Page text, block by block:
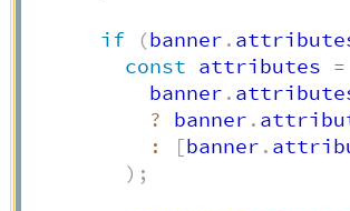
if (banner .
const attributes =
          banner
.
? banner .
:
[banner .
) ;